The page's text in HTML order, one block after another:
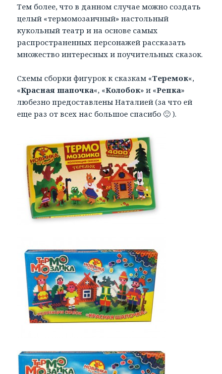
Тем более, что в данном случае можно создать
целый «термомозаичный» настольный
кукольный театр и на основе самых
распространенных персонажей рассказать
множество интересных и поучительных сказок.
Схемы сборки фигурок к сказкам «Теремок«,
«Красная шапочка«, «Колобок» и «Репка»
любезно предоставлены Наталией (за что ей
еще раз от всех нас большое спасибо 🙂 ).